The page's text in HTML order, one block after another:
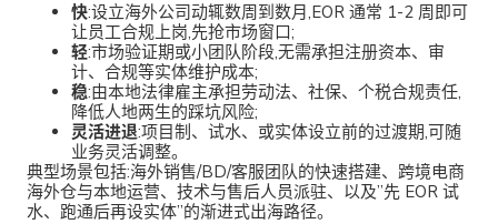
快:设立海外公司动辄数周到数月,EOR 通常 1-2 周即可
让员工合规上岗,先抢市场窗口;
轻:市场验证期或小团队阶段,无需承担注册资本、审
计、合规等实体维护成本;
稳:由本地法律雇主承担劳动法、社保、个税合规责任,
降低人地两生的踩坑风险;
灵活进退:项目制、试水、或实体设立前的过渡期,可随
业务灵活调整。
典型场景包括:海外销售/BD/客服团队的快速搭建、跨境电商
海外仓与本地运营、技术与售后人员派驻、以及”先 EOR 试
水、跑通后再设实体”的渐进式出海路径。